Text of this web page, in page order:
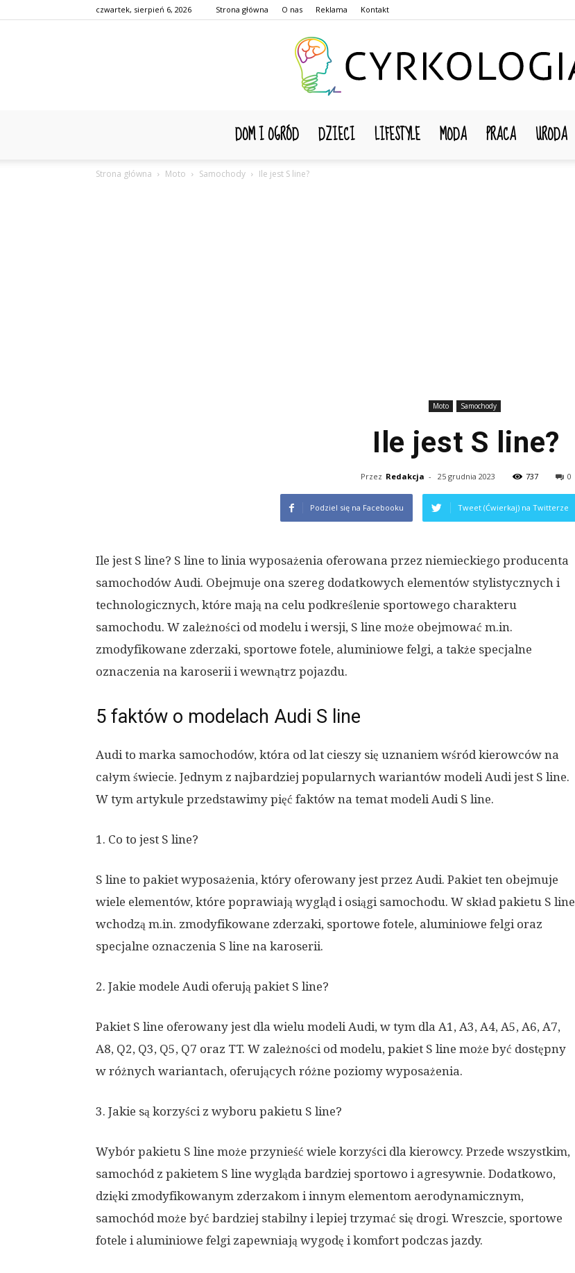
czwartek, sierpień 6, 2026 Strona główna O nas Reklama Kontakt
Cyrkologia.pl
DOM I OGRÓD DZIECI LIFESTYLE MODA PRACA URODA
Strona główna Moto Samochody Ile jest S line?
Moto Samochody
Ile jest S line?
Przez Redakcja - 25 grudnia 2023 737 0
Podziel się na Facebooku Tweet (Ćwierkaj) na Twitterze
Ile jest S line? S line to linia wyposażenia oferowana przez niemieckiego producenta
samochodów Audi. Obejmuje ona szereg dodatkowych elementów stylistycznych i
technologicznych, które mają na celu podkreślenie sportowego charakteru
samochodu. W zależności od modelu i wersji, S line może obejmować m.in.
zmodyfikowane zderzaki, sportowe fotele, aluminiowe felgi, a także specjalne
oznaczenia na karoserii i wewnątrz pojazdu.
5 faktów o modelach Audi S line
Audi to marka samochodów, która od lat cieszy się uznaniem wśród kierowców na
całym świecie. Jednym z najbardziej popularnych wariantów modeli Audi jest S line.
W tym artykule przedstawimy pięć faktów na temat modeli Audi S line.
1. Co to jest S line?
S line to pakiet wyposażenia, który oferowany jest przez Audi. Pakiet ten obejmuje
wiele elementów, które poprawiają wygląd i osiągi samochodu. W skład pakietu S line
wchodzą m.in. zmodyfikowane zderzaki, sportowe fotele, aluminiowe felgi oraz
specjalne oznaczenia S line na karoserii.
2. Jakie modele Audi oferują pakiet S line?
Pakiet S line oferowany jest dla wielu modeli Audi, w tym dla A1, A3, A4, A5, A6, A7,
A8, Q2, Q3, Q5, Q7 oraz TT. W zależności od modelu, pakiet S line może być dostępny
w różnych wariantach, oferujących różne poziomy wyposażenia.
3. Jakie są korzyści z wyboru pakietu S line?
Wybór pakietu S line może przynieść wiele korzyści dla kierowcy. Przede wszystkim,
samochód z pakietem S line wygląda bardziej sportowo i agresywnie. Dodatkowo,
dzięki zmodyfikowanym zderzakom i innym elementom aerodynamicznym,
samochód może być bardziej stabilny i lepiej trzymać się drogi. Wreszcie, sportowe
fotele i aluminiowe felgi zapewniają wygodę i komfort podczas jazdy.